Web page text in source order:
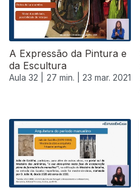
A Expressão da Pintura e
da Escultura
Aula 32 | 27 min. | 23 mar. 2021
535506